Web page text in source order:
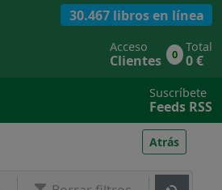
30.467 libros en línea
Acceso
Clientes 0 Total
0 €
Suscríbete
Feeds RSS
Atrás